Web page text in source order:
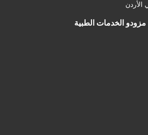
الأردن
مزودو الخدمات الطبية